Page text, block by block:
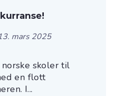
mars 2025
skoler til
en flott
I...